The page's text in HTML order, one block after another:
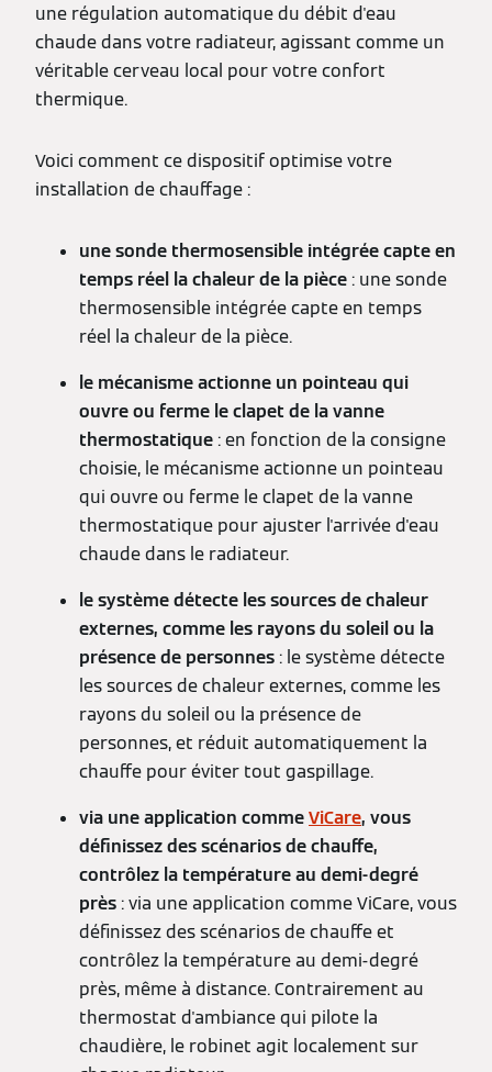
une régulation automatique du débit d'eau
chaude dans votre radiateur, agissant comme un
véritable cerveau local pour votre confort
thermique.
Voici comment ce dispositif optimise votre
installation de chauffage :
une sonde thermosensible intégrée capte en
temps réel la chaleur de la pièce : une sonde
thermosensible intégrée capte en temps
réel la chaleur de la pièce.
le mécanisme actionne un pointeau qui
ouvre ou ferme le clapet de la vanne
thermostatique : en fonction de la consigne
choisie, le mécanisme actionne un pointeau
qui ouvre ou ferme le clapet de la vanne
thermostatique pour ajuster l'arrivée d'eau
chaude dans le radiateur.
le système détecte les sources de chaleur
externes, comme les rayons du soleil ou la
présence de personnes : le système détecte
les sources de chaleur externes, comme les
rayons du soleil ou la présence de
personnes, et réduit automatiquement la
chauffe pour éviter tout gaspillage.
via une application commeViCare, vous
définissez des scénarios de chauffe,
contrôlez la température au demi-degré
près : via une application comme ViCare, vous
définissez des scénarios de chauffe et
contrôlez la température au demi-degré
près, même à distance. Contrairement au
thermostat d'ambiance qui pilote la
chaudière, le robinet agit localement sur